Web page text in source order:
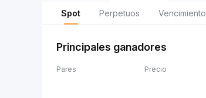
Spot Perpetuos Vencimiento
Principales ganadores
Pares Precio